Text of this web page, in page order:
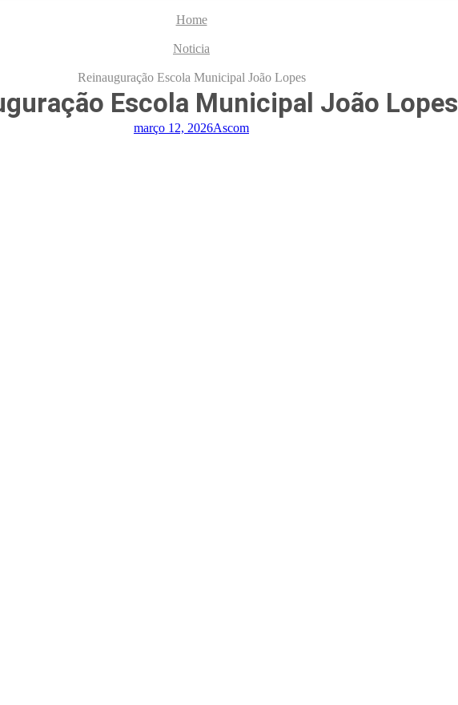
Home
Noticia
Reinauguração Escola Municipal João Lopes
Escola Municipal João Lopes
março 12, 2026Ascom